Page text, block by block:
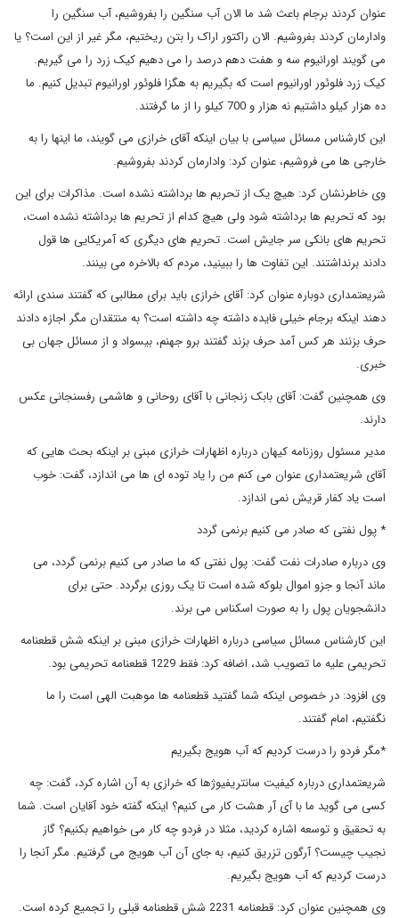
عنوان کردند برجام باعث شد ما الان آب سنگین را بفروشیم، آب سنگین را
وادارمان کردند بفروشیم. الان راکتور اراک را بتن ریختیم، مگر غیر از این است؟ یا
می گویند اورانیوم سه و هفت دهم درصد را می دهیم کیک زرد را می گیریم.
کیک زرد فلوئور اورانیوم است که بگیریم به هگزا فلوئور اورانیوم تبدیل کنیم. ما
ده هزار کیلو داشتیم نه هزار و 700 کیلو را از ما گرفتند.
این کارشناس مسائل سیاسی با بیان اینکه آقای خرازی می گویند، ما اینها را به
خارجی ها می فروشیم، عنوان کرد: وادارمان کردند بفروشیم.
وی خاطرنشان کرد: هیچ یک از تحریم ها برداشته نشده است. مذاکرات برای این
بود که تحریم ها برداشته شود ولی هیچ کدام از تحریم ها برداشته نشده است،
تحریم های بانکی سر جایش است. تحریم های دیگری که آمریکایی ها قول
دادند برنداشتند. این تفاوت ها را ببینید، مردم که بالاخره می بینند.
شریعتمداری دوباره عنوان کرد: آقای خرازی باید برای مطالبی که گفتند سندی ارائه
دهند اینکه برجام خیلی فایده داشته چه داشته است؟ به منتقدان مگر اجازه دادند
حرف بزنند هر کس آمد حرف بزند گفتند برو جهنم، بیسواد و از مسائل جهان بی
خبری.
وی همچنین گفت: آقای بابک زنجانی با آقای روحانی و هاشمی رفسنجانی عکس
دارند.
مدیر مسئول روزنامه کیهان درباره اظهارات خرازی مبنی بر اینکه بحث هایی که
آقای شریعتمداری عنوان می کنم من را یاد توده ای ها می اندازد، گفت: خوب
است یاد کفار قریش نمی اندازد.
* پول نفتی که صادر می کنیم برنمی گردد
وی درباره صادرات نفت گفت: پول نفتی که ما صادر می کنیم برنمی گردد، می
ماند آنجا و جزو اموال بلوکه شده است تا یک روزی برگردد. حتی برای
دانشجویان پول را به صورت اسکناس می برند.
این کارشناس مسائل سیاسی درباره اظهارات خرازی مبنی بر اینکه شش قطعنامه
تحریمی علیه ما تصویب شد، اضافه کرد: فقط 1229 قطعنامه تحریمی بود.
وی افزود: در خصوص اینکه شما گفتید قطعنامه ها موهبت الهی است را ما
نگفتیم، امام گفتند.
*مگر فردو را درست کردیم که آب هویج بگیریم
شریعتمداری درباره کیفیت سانتریفیوژها که خرازی به آن اشاره کرد، گفت: چه
کسی می گوید ما با آی آر هشت کار می کنیم؟ اینکه گفته خود آقایان است. شما
به تحقیق و توسعه اشاره کردید، مثلا در فردو چه کار می خواهیم بکنیم؟ گاز
نجیب چیست؟ آرگون تزریق کنیم، به جای آن آب هویج می گرفتیم. مگر آنجا را
درست کردیم که آب هویج بگیریم.
وی همچنین عنوان کرد: قطعنامه 2231 شش قطعنامه قبلی را تجمیع کرده است.